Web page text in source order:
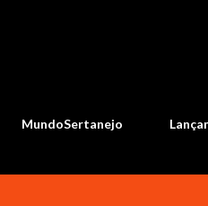
MundoSertanejo